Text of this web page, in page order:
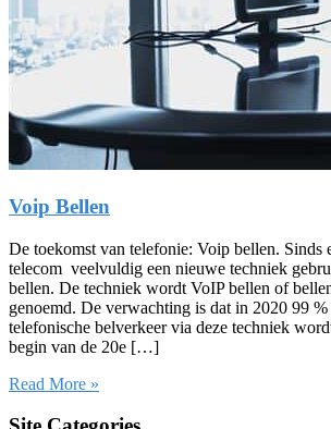
Voip Bellen
De toekomst van telefonie: Voip bellen. Sinds
telecom veelvuldig een nieuwe techniek
bellen. De techniek wordt VoIP bellen of
genoemd. De verwachting is dat in 2020 99 %
telefonische belverkeer via deze techniek
begin van de 20e […]
Read More »